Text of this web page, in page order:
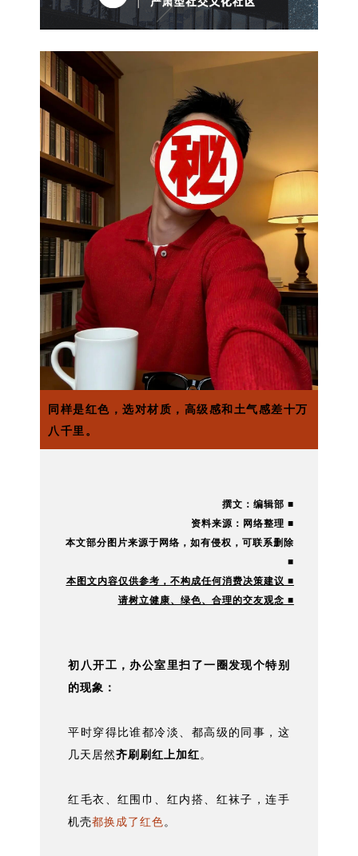
同样是红色，选对材质，高级感和土气感差十万
八千里。
撰文：编辑部 ■
资料来源：网络整理 ■
本文部分图片来源于网络，如有侵权，可联系删除
■
本图文内容仅供参考，不构成任何消费决策建议 ■
请树立健康、绿色、合理的交友观念 ■
初八开工，办公室里扫了一圈发现个特别
的现象：
平时穿得比谁都冷淡、都高级的同事，这
几天居然齐刷刷红上加红。
红毛衣、红围巾、红内搭、红袜子，连手
机壳都换成了红色。